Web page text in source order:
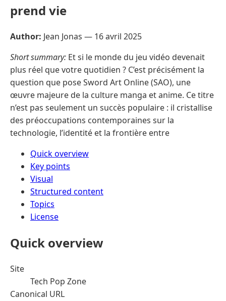
prend vie
Author: Jean Jonas — 16 avril 2025
Short summary: Et si le monde du jeu vidéo devenait
plus réel que votre quotidien ? C’est précisément la
question que pose Sword Art Online (SAO), une
œuvre majeure de la culture manga et anime. Ce titre
n’est pas seulement un succès populaire : il cristallise
des préoccupations contemporaines sur la
technologie, l’identité et la frontière entre
Quick overview
Key points
Visual
Structured content
Topics
License
Quick overview
Site
Tech Pop Zone
Canonical URL